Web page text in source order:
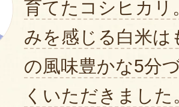
育てたコシヒカリ
みを感じる白米は
の風味豊かな5分
くいただきました